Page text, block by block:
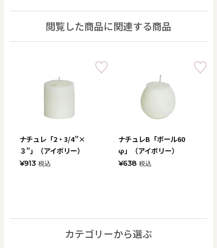
閲覧した商品に関連する商品
ナチュレ「2・3/4”×
３”」（アイボリー）
¥913 税込
ナチュレB「ボール60
φ」（アイボリー）
¥638 税込
カテゴリーから選ぶ